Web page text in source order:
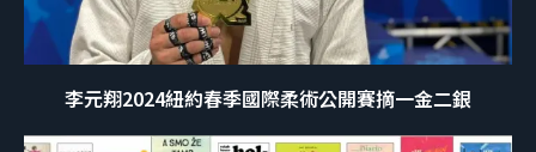
李元翔2024紐約春季國際柔術公開賽摘一金二銀